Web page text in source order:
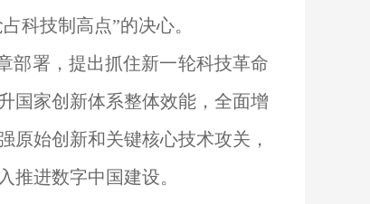
科技制高点”的决心。
部署，提出抓住新一轮科技革命
国家创新体系整体效能，全面增
原始创新和关键核心技术攻关，
推进数字中国建设。